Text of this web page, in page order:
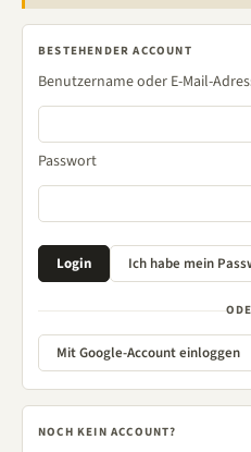
BESTEHENDER ACCOUNT
Benutzername oder E-Mail-
Passwort
Mit Google-Account einloggen
NOCH KEIN ACCOUNT?